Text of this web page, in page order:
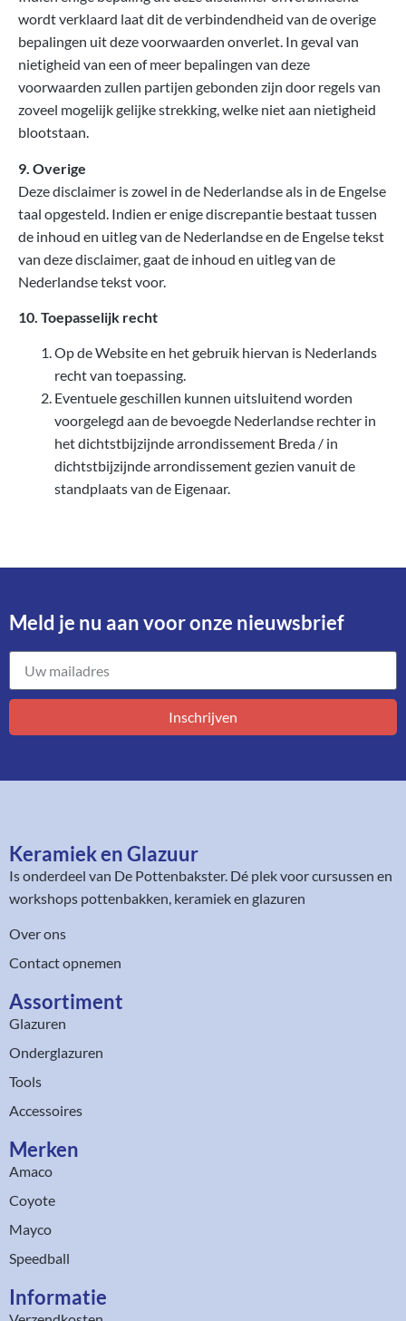
wordt verklaard laat dit de verbindendheid van de overige
bepalingen uit deze voorwaarden onverlet. In geval van
nietigheid van een of meer bepalingen van deze
voorwaarden zullen partijen gebonden zijn door regels van
zoveel mogelijk gelijke strekking, welke niet aan nietigheid
blootstaan.
9. Overige
Deze disclaimer is zowel in de Nederlandse als in de Engelse
taal opgesteld. Indien er enige discrepantie bestaat tussen
de inhoud en uitleg van de Nederlandse en de Engelse tekst
van deze disclaimer, gaat de inhoud en uitleg van de
Nederlandse tekst voor.
10. Toepasselijk recht
Op de Website en het gebruik hiervan is Nederlands
recht van toepassing.
Eventuele geschillen kunnen uitsluitend worden
voorgelegd aan de bevoegde Nederlandse rechter in
het dichtstbijzijnde arrondissement Breda / in
dichtstbijzijnde arrondissement gezien vanuit de
standplaats van de Eigenaar.
Meld je nu aan voor onze nieuwsbrief​
Inschrijven
Keramiek en Glazuur​
Is onderdeel van De Pottenbakster. Dé plek voor cursussen en
workshops pottenbakken, keramiek en glazuren
Over ons
Contact opnemen
Assortiment​
Glazuren
Onderglazuren
Tools
Accessoires
Merken
Amaco
Coyote
Mayco
Speedball
Informatie